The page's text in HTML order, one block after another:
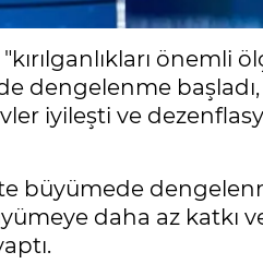
önemli
dengelenme başladı,
iyileşti ve
büyümede
daha az katkı